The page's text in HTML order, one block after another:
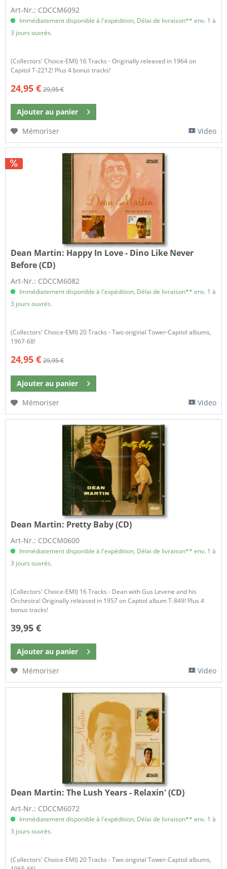
Art-Nr.: CDCCM6092
Immédiatement disponible à l'expédition, Délai de livraison** env. 1 à
3 jours ouvrés.
(Collectors' Choice-EMI) 16 Tracks - Originally released in 1964 on
Capitol T-2212! Plus 4 bonus tracks!
24,95 € 29,95 €
Ajouter au panier
Mémoriser
Video
Dean Martin: Happy In Love - Dino Like Never
Before (CD)
Art-Nr.: CDCCM6082
Immédiatement disponible à l'expédition, Délai de livraison** env. 1 à
3 jours ouvrés.
(Collectors' Choice-EMI) 20 Tracks - Two original Tower-Capitol albums,
1967-68!
24,95 € 29,95 €
Ajouter au panier
Mémoriser
Video
Dean Martin: Pretty Baby (CD)
Art-Nr.: CDCCM0600
Immédiatement disponible à l'expédition, Délai de livraison** env. 1 à
3 jours ouvrés.
(Collectors' Choice-EMI) 16 Tracks - Dean with Gus Levene and his
Orchestra! Originally released in 1957 on Capitol album T-849! Plus 4
bonus tracks!
39,95 €
Ajouter au panier
Mémoriser
Video
Dean Martin:The Lush Years - Relaxin' (CD)
Art-Nr.: CDCCM6072
Immédiatement disponible à l'expédition, Délai de livraison** env. 1 à
3 jours ouvrés.
(Collectors' Choice-EMI) 20 Tracks - Two original Tower-Capitol albums,